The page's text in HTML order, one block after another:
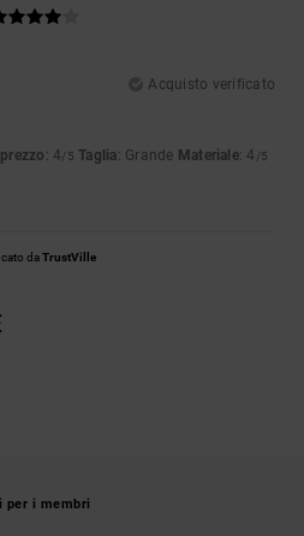
Acquisto verificato
: 4/5 Taglia: Grande Materiale: 4 /5
daTrustVille
per i membri